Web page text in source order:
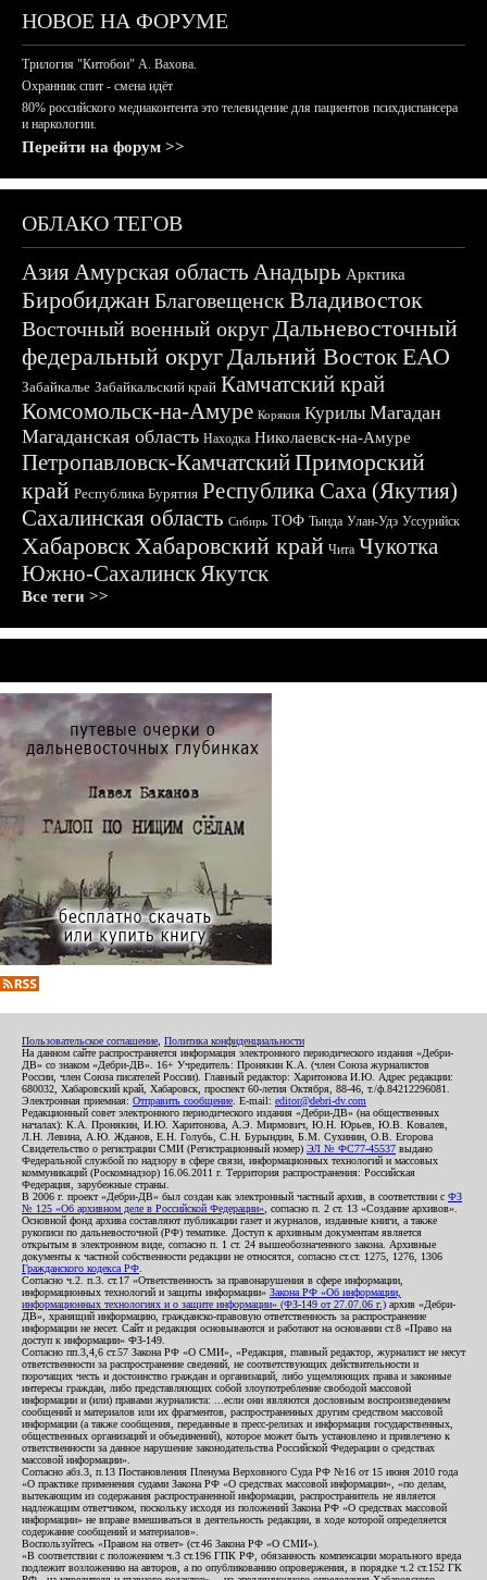
НОВОЕ НА ФОРУМЕ
Трилогия "Китобои" А. Вахова.
Охранник спит - смена идёт
80% российского медиаконтента это телевидение для пациентов психдиспансера
и наркологии.
Перейти на форум >>
ОБЛАКО ТЕГОВ
АзияАмурская область Анадырь Арктика
БиробиджанБлаговещенскВладивосток
Восточный военный округДальневосточный
федеральный округДальний ВостокЕАО
Забайкалье Забайкальский край Камчатский край
Комсомольск-на-Амуре Корякия Курилы Магадан
Магаданская область Находка Николаевск-на-Амуре
Петропавловск-КамчатскийПриморский
край Республика Бурятия Республика Саха (Якутия)
Сахалинская область Сибирь ТОФ Тында Улан-Удэ Уссурийск
ХабаровскХабаровский край Чита Чукотка
Южно-СахалинскЯкутск
Все теги >>
Пользовательское соглашение Политика конфиденциальности
На данном сайте распространяется информация электронного периодического издания «Дебри-
ДВ» со знаком «Дебри-ДВ». 16+ Учредитель: Пронякин К.А. (член Союза журналистов
России, член Союза писателей России). Главный редактор: Харитонова И.Ю. Адрес редакции:
680032, Хабаровский край, Хабаровск, проспект 60-летия Октября, 88-46, т./ф.84212296081.
Электронная приемная: Отправить сообщение . E-mail: editor@debri-dv.com
Редакционный совет электронного периодического издания «Дебри-ДВ» (на общественных
началах): К.А. Пронякин, И.Ю. Харитонова, А.Э. Мирмович, Ю.Н. Юрьев, Ю.В. Ковалев,
Л.Н. Левина, А.Ю. Жданов, Е.Н. Голубь, С.Н. Бурындин, Б.М. Сухинин, О.В. Егорова
Свидетельство о регистрации СМИ (Регистрационный номер) ЭЛ № ФС77-45537 выдано
Федеральной службой по надзору в сфере связи, информационных технологий и массовых
коммуникаций (Роскомнадзор) 16.06.2011 г. Территория распространения: Российская
Федерация, зарубежные страны.
В 2006 г. проект «Дебри-ДВ» был создан как электронный частный архив, в соответствии с ФЗ
№ 125 «Об архивном деле в Российской Федерации» , согласно п. 2 ст. 13 «Создание архивов».
Основной фонд архива составляют публикации газет и журналов, изданные книги, а также
рукописи по дальневосточной (РФ) тематике. Доступ к архивным документам является
открытым в электронном виде, согласно п. 1 ст. 24 вышеобозначенного закона. Архивные
документы к частной собственности редакции не относятся, согласно ст.ст. 1275, 1276, 1306
Гражданского кодекса РФ
Согласно ч.2. п.3. ст.17 «Ответственность за правонарушения в сфере информации,
информационных технологий и защиты информации» Закона РФ «Об информации,
информационных технологиях и о защите информации» (ФЗ-149 от 27.07.06 г.) архив «Дебри-
ДВ», хранящий информацию, гражданско-правовую ответственность за распространение
информации не несет. Сайт и редакция основываются и работают на основании ст.8 «Право на
доступ к информации» ФЗ-149.
Согласно пп.3,4,6 ст.57 Закона РФ «О СМИ», «Редакция, главный редактор, журналист не несут
ответственности за распространение сведений, не соответствующих действительности и
порочащих честь и достоинство граждан и организаций, либо ущемляющих права и законные
интересы граждан, либо представляющих собой злоупотребление свободой массовой
информации и (или) правами журналиста: ...если они являются дословным воспроизведением
сообщений и материалов или их фрагментов, распространенных другим средством массовой
информации (а также сообщения, переданные в пресс-релизах и информация государственных,
общественных организаций и объединений), которое может быть установлено и привлечено к
ответственности за данное нарушение законодательства Российской Федерации о средствах
массовой информации».
Согласно абз.3, п.13 Постановления Пленума Верховного Суда РФ №16 от 15 июня 2010 года
«О практике применения судами Закона РФ «О средствах массовой информации», «по делам,
вытекающим из содержания распространенной информации, распространитель не является
надлежащим ответчиком, поскольку исходя из положений Закона РФ «О средствах массовой
информации» не вправе вмешиваться в деятельность редакции, в ходе которой определяется
содержание сообщений и материалов».
Воспользуйтесь «Правом на ответ» (ст.46 Закона РФ «О СМИ»).
«В соответствии с положением ч.3 ст.196 ГПК РФ, обязанность компенсации морального вреда
подлежит возложению на авторов, а по опубликованию опровержения, в порядке ч.2 ст.152 ГК